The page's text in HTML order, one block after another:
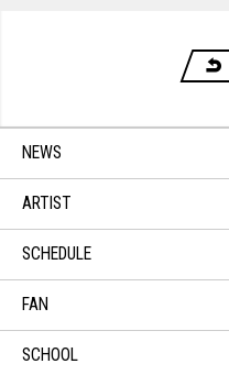
NEWS
ARTIST
SCHEDULE
FAN
SCHOOL